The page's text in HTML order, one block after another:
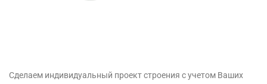
Сделаем индивидуальный проект строения с учетом Ваших